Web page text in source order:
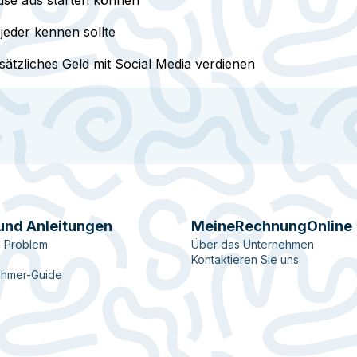
kennen sollte
Geld mit Social Media verdienen
Anleitungen
Problem
Guide
MeineRechnungOnline
Über das Unternehmen
Kontaktieren Sie uns